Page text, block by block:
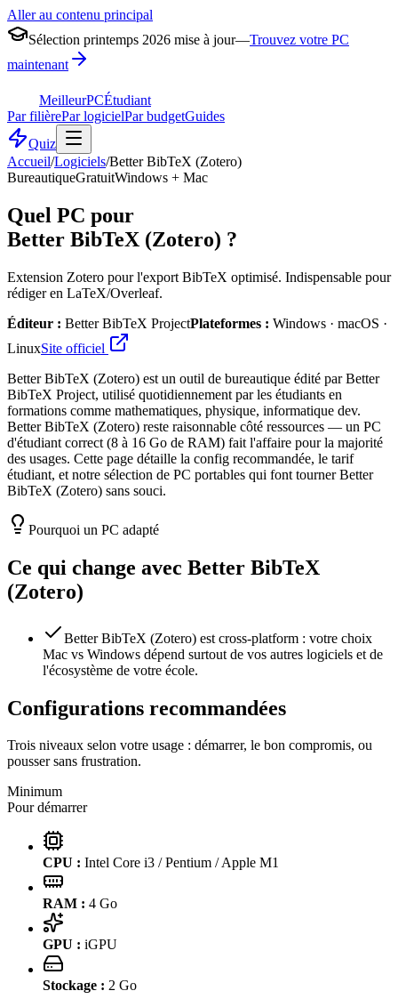
Aller au contenu principal
Sélection printemps 2026 mise à jour—Trouvez votre PC
maintenant
MeilleurPCÉtudiant
Par filièrePar logicielPar budgetGuides
Quiz
Accueil/Logiciels/Better BibTeX (Zotero)
BureautiqueGratuitWindows + Mac
Quel PC pour
Better BibTeX (Zotero) ?
Extension Zotero pour l'export BibTeX optimisé. Indispensable pour
rédiger en LaTeX/Overleaf.
Éditeur : Better BibTeX ProjectPlateformes : Windows · macOS ·
LinuxSite officiel
Better BibTeX (Zotero) est un outil de bureautique édité par Better
BibTeX Project, utilisé quotidiennement par les étudiants en
formations comme mathematiques, physique, informatique dev.
Better BibTeX (Zotero) reste raisonnable côté ressources — un PC
d'étudiant correct (8 à 16 Go de RAM) fait l'affaire pour la majorité
des usages. Cette page détaille la config recommandée, le tarif
étudiant, et notre sélection de PC portables qui font tourner Better
BibTeX (Zotero) sans souci.
Pourquoi un PC adapté
Ce qui change avec Better BibTeX
(Zotero)
Better BibTeX (Zotero) est cross-platform : votre choix
Mac vs Windows dépend surtout de vos autres logiciels et de
l'écosystème de votre école.
Configurations recommandées
Trois niveaux selon votre usage : démarrer, le bon compromis, ou
pousser sans frustration.
Minimum
Pour démarrer
CPU : Intel Core i3 / Pentium / Apple M1
RAM : 4 Go
GPU : iGPU
Stockage : 2 Go